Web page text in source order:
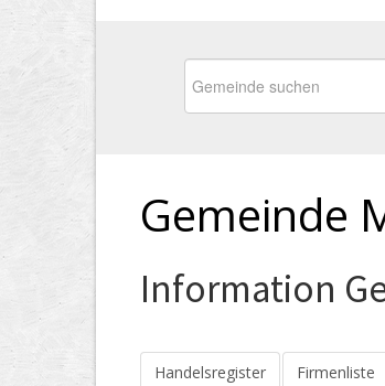
Gemeinde
Information
Handelsregister Firmenliste